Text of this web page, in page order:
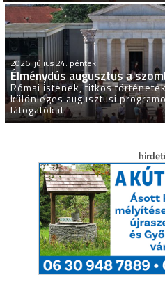
2026. július 24. péntek
Élménydús augusztus a
Római istenek, titkos
különleges augusztusi
látogatókat